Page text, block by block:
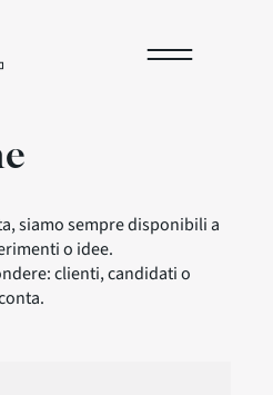
siamo sempre disponibili a
o idee.
clienti, candidati o